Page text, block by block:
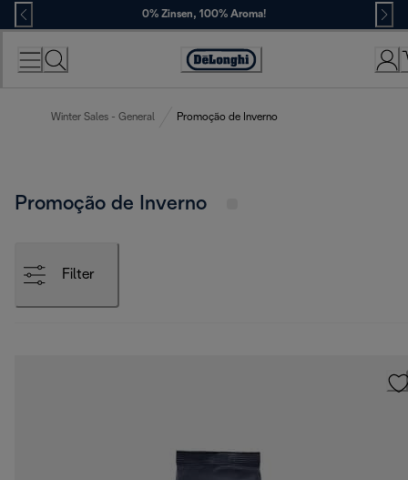
Skip
to
Content
0% Zinsen, 100% Aroma!
Erklärung
Zugänglichkeit
Winter Sales - General Promoção de Inverno
Promoção de Inverno
Filter